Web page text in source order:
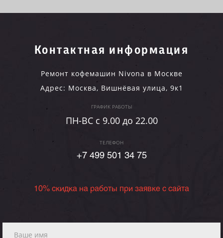
Контактная информация
Ремонт кофемашин Nivona в Москве
Адрес: Москва, Вишнёвая улица, 9к1
ГРАФИК РАБОТЫ
ПН-ВC c 9.00 до 22.00
ТЕЛЕФОН
+7 499 501 34 75
10% скидка на работы при заявке с сайта